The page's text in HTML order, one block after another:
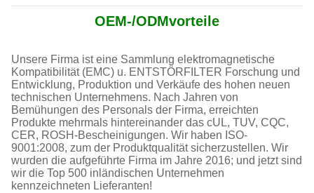
OEM-/ODMvorteile
Unsere Firma ist eine Sammlung elektromagnetische
Kompatibilität (EMC) u. ENTSTÖRFILTER Forschung und
Entwicklung, Produktion und Verkäufe des hohen neuen
technischen Unternehmens. Nach Jahren von
Bemühungen des Personals der Firma, erreichten
Produkte mehrmals hintereinander das cUL, TUV, CQC,
CER, ROSH-Bescheinigungen. Wir haben ISO-
9001:2008, zum der Produktqualität sicherzustellen. Wir
wurden die aufgeführte Firma im Jahre 2016; und jetzt sind
wir die Top 500 inländischen Unternehmen
kennzeichneten Lieferanten!